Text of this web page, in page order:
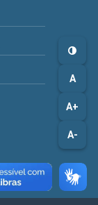
A
A+
A-